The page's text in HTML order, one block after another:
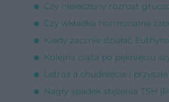
Czy nieleczony rozrost
Czy wkładka hormonalna
Kiedy zacznie działać
Kolejna ciąża po pęknięciu
Letrox a chudnięcie i
Nagły spadek stężenia TSH